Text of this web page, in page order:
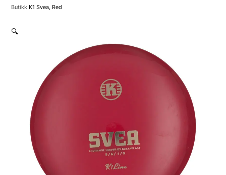
Butikk K1 Svea, Red
🔍